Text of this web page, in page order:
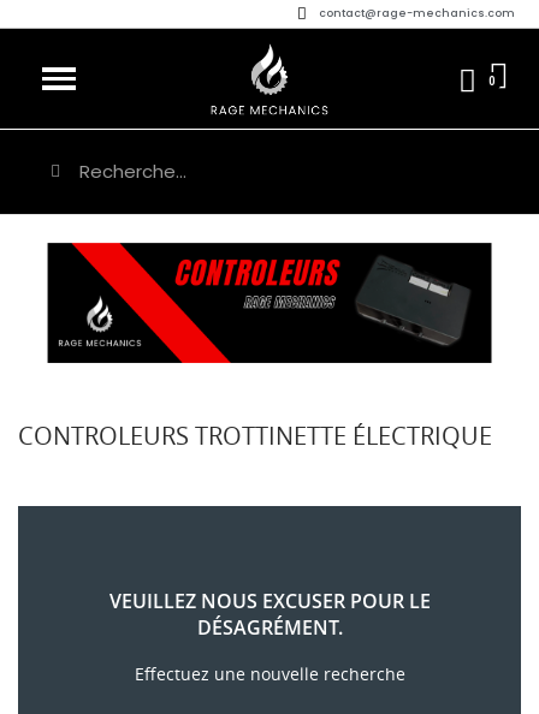
contact@rage-mechanics.com
CONTROLEURS TROTTINETTE ÉLECTRIQUE
VEUILLEZ NOUS EXCUSER POUR LE
DÉSAGRÉMENT.
Effectuez une nouvelle recherche